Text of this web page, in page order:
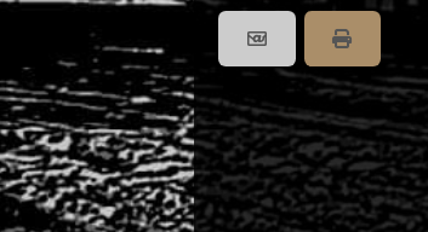
Partager par email